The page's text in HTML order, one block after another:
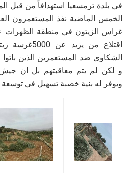
في بلدة ترمسعيا استهدافاً من قبل
الخمس الماضية نفذ المستعمرون
غراس الزيتون في منطقة الظهرات
اقتلاع من
الشكاوى ضد المستعمرين الذين
و لكن لم يتم معاقبتهم بل ان جيش
ويوفر له بنية خصبة تسهيل في توسعة